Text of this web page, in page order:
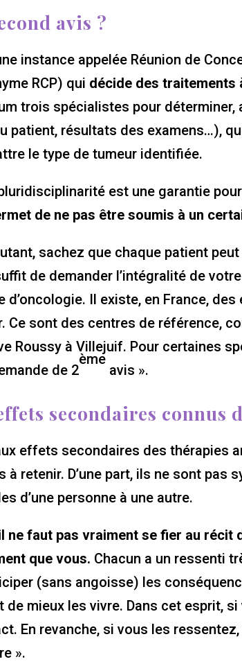
avis ?
instance appelée Réunion de
RCP) qui décide des traitements
trois spécialistes pour
patient, résultats des examens…),
le type de tumeur identifiée.
est une garantie
de ne pas être soumis à un
sachez que chaque patient
de demander l’intégralité de
d’oncologie. Il existe, en France,
Ce sont des centres de référence,
Roussy à Villejuif. Pour certaines
de 2
ème
avis ».
secondaires connus
effets secondaires des thérapies
à retenir. D’une part, ils ne sont pas
d’une personne à une autre.
ne faut pas vraiment se fier au récit
que vous. Chacun a un ressenti
(sans angoisse) les
de mieux les vivre. Dans cet esprit,
En revanche, si vous les
».